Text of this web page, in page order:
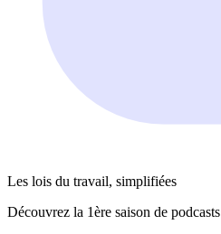
Les lois du travail, simplifiées
Découvrez la 1ère saison de podcasts